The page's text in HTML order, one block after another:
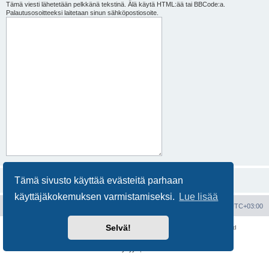
Tämä sivusto käyttää evästeitä parhaan
käyttäjäkokemuksen varmistamiseksi.
Lue lisää
Selvä!
Tämä viesti lähetetään pelkkänä tekstinä. Älä käytä HTML:ää tai BBCode:a.
Palautusosoitteeksi laitetaan sinun sähköpostiosoite.
UTC+03:00
Keskustelufoorumin ohjelmistophpBB
® Forum Software © phpBB Limited
Käännös: phpBB Suomi (lurttinen, harritapio, Pettis)